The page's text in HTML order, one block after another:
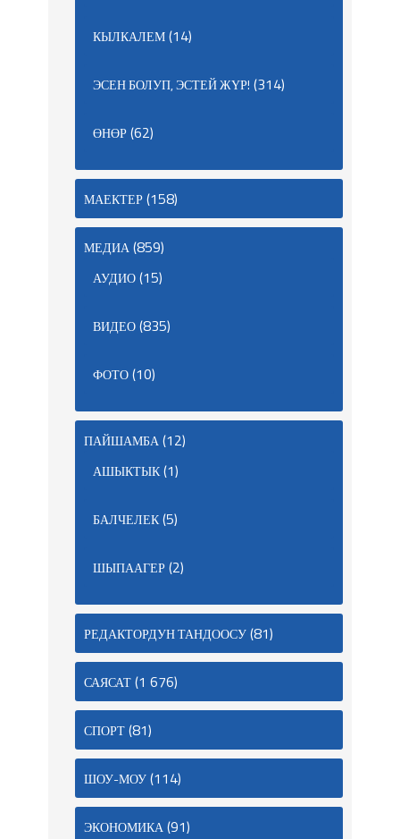
КЫЛКАЛЕМ(14)
ЭСЕН БОЛУП, ЭСТЕЙ ЖҮР! (314)
ӨНӨР(62)
МАЕКТЕР(158)
МЕДИА(859)
АУДИО(15)
ВИДЕО(835)
ФОТО(10)
ПАЙШАМБА(12)
АШЫКТЫК(1)
БАЛЧЕЛЕК(5)
ШЫПААГЕР(2)
РЕДАКТОРДУН ТАНДООСУ(81)
САЯСАТ(1 676)
СПОРТ(81)
ШОУ-МОУ(114)
ЭКОНОМИКА(91)